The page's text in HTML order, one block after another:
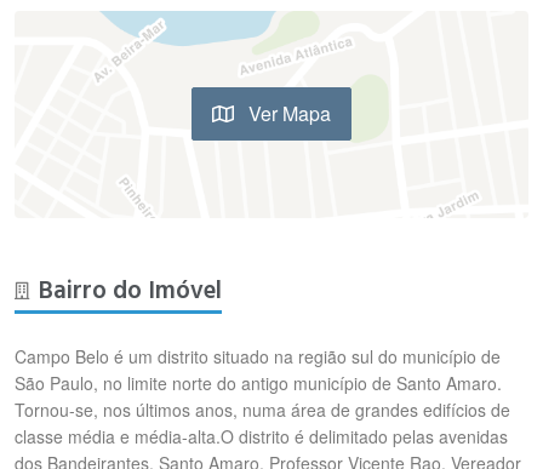
Ver Mapa
Bairro do Imóvel
Campo Belo é um distrito situado na região sul do município de
São Paulo, no limite norte do antigo município de Santo Amaro.
Tornou-se, nos últimos anos, numa área de grandes edifícios de
classe média e média-alta.O distrito é delimitado pelas avenidas
dos Bandeirantes, Santo Amaro, Professor Vicente Rao, Vereador